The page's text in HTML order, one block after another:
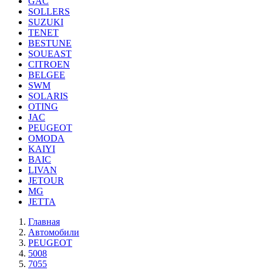
SOLLERS
SUZUKI
TENET
BESTUNE
SOUEAST
CITROEN
BELGEE
SWM
SOLARIS
OTING
JAC
PEUGEOT
OMODA
KAIYI
BAIC
LIVAN
JETOUR
MG
JETTA
Главная
Автомобили
PEUGEOT
5008
7055